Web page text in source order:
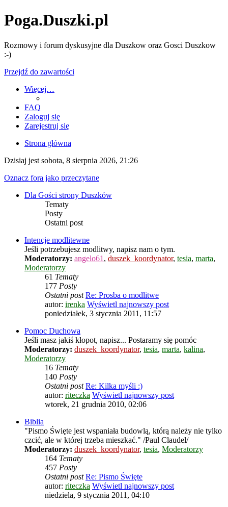
Poga.Duszki.pl
Rozmowy i forum dyskusyjne dla Duszkow oraz Gosci Duszkow
:-)
Przejdź do zawartości
Więcej…
FAQ
Zaloguj się
Zarejestruj się
Strona główna
Dzisiaj jest sobota, 8 sierpnia 2026, 21:26
Oznacz fora jako przeczytane
Dla Gości strony Duszków
Tematy
Posty
Ostatni post
Intencje modlitewne
Jeśli potrzebujesz modlitwy, napisz nam o tym.
Moderatorzy: angelo61 , duszek_koordynator, tesia, marta,
Moderatorzy
61 Tematy
177 Posty
Ostatni post Re: Prosba o modlitwe
autor: irenka Wyświetl najnowszy post
poniedziałek, 3 stycznia 2011, 11:57
Pomoc Duchowa
Jeśli masz jakiś kłopot, napisz... Postaramy się pomóc
Moderatorzy: duszek_koordynator, tesia, marta, kalina,
Moderatorzy
16 Tematy
140 Posty
Ostatni post Re: Kilka myśli :)
autor: riteczka Wyświetl najnowszy post
wtorek, 21 grudnia 2010, 02:06
Biblia
"Pismo Święte jest wspaniała budowlą, którą należy nie tylko
czcić, ale w której trzeba mieszkać." /Paul Claudel/
Moderatorzy: duszek_koordynator, tesia, Moderatorzy
164 Tematy
457 Posty
Ostatni post Re: Pismo Święte
autor: riteczka Wyświetl najnowszy post
niedziela, 9 stycznia 2011, 04:10